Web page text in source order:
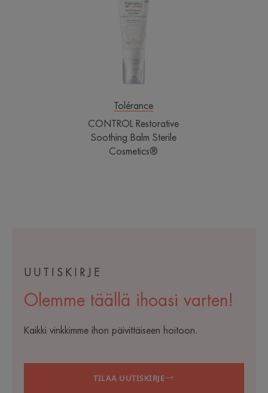
Soothing
Balm
Tolérance
CONTROL Restorative
Soothing Balm Sterile
Cosmetics®
UUTISKIRJE
Olemme täällä ihoasi varten!
Kaikki vinkkimme ihon päivittäiseen hoitoon.
TILAA UUTISKIRJE